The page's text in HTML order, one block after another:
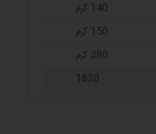
140 گرم
150 گرم
380 گرم
1820